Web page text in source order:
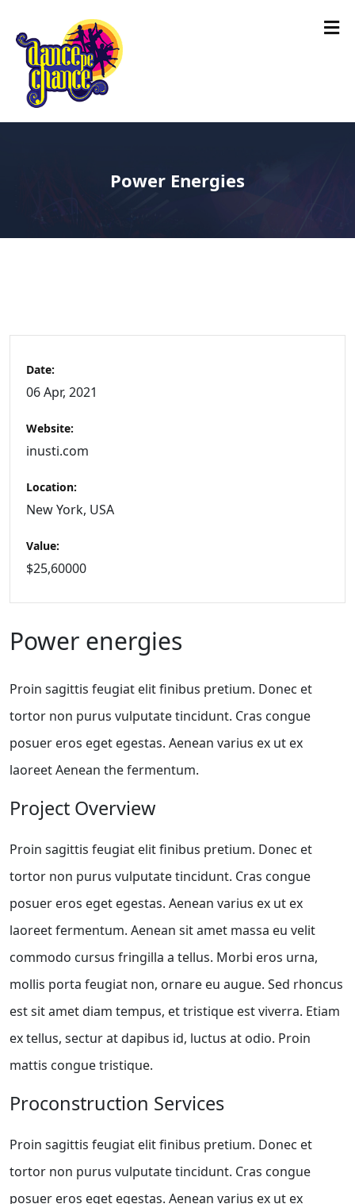
Power Energies
Date:
06 Apr, 2021
Website:
inusti.com
Location:
New York, USA
Value:
$25,60000
Power energies
Proin sagittis feugiat elit finibus pretium. Donec et
tortor non purus vulputate tincidunt. Cras congue
posuer eros eget egestas. Aenean varius ex ut ex
laoreet Aenean the fermentum.
Project Overview
Proin sagittis feugiat elit finibus pretium. Donec et
tortor non purus vulputate tincidunt. Cras congue
posuer eros eget egestas. Aenean varius ex ut ex
laoreet fermentum. Aenean sit amet massa eu velit
commodo cursus fringilla a tellus. Morbi eros urna,
mollis porta feugiat non, ornare eu augue. Sed rhoncus
est sit amet diam tempus, et tristique est viverra. Etiam
ex tellus, sectur at dapibus id, luctus at odio. Proin
mattis congue tristique.
Proconstruction Services
Proin sagittis feugiat elit finibus pretium. Donec et
tortor non purus vulputate tincidunt. Cras congue
posuer eros eget egestas. Aenean varius ex ut ex